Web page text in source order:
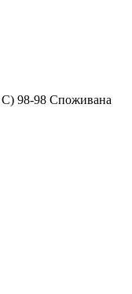
C) 98-98 Споживана